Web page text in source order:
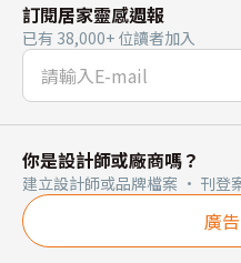
訂閱居家靈感週報
已有 38,000+ 位讀者加入
你是設計師或廠商嗎？
建立設計師或品牌檔案 · 刊登
廣